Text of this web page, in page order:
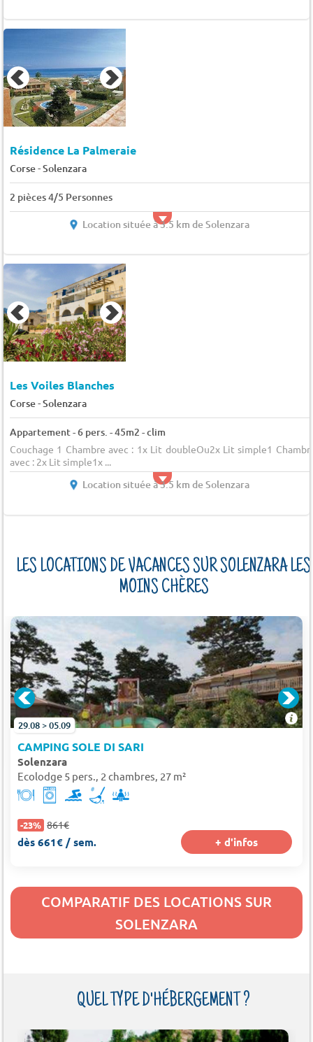
Résidence La Palmeraie
Corse-Solenzara
2 pièces 4/5 Personnes
Location située à 3.5 km de Solenzara
Les Voiles Blanches
Corse-Solenzara
Appartement - 6 pers. - 45m2 - clim
Couchage 1 Chambre avec : 1x Lit doubleOu2x Lit simple1
avec : 2x Lit simple1x ...
Location située à 3.5 km de Solenzara
LES LOCATIONS DE VACANCES SUR SOLENZARA LES
MOINS CHÈRES
29.08 > 05.09
CAMPING SOLE DI SARI
Solenzara
Ecolodge 5 pers., 2 chambres, 27 m²
-23% 861€
dès 661€ / sem. + d'infos
COMPARATIF DES LOCATIONS SUR
SOLENZARA
QUEL TYPE D'HÉBERGEMENT ?